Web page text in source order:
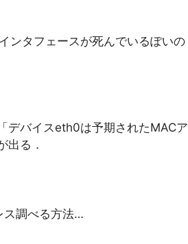
ンタフェースが死んでいるぽいの
デバイスeth0は予期されたMACア
出る．
ス調べる方法…